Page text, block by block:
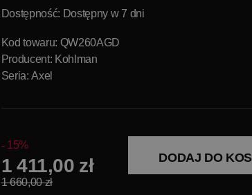
Dostępność: Dostępny w 7 dni
Kod towaru: QW260AGD
Producent: Kohlman
Seria: Axel
15%
1 411,00 zł
1 660,00 zł
DODAJ DO